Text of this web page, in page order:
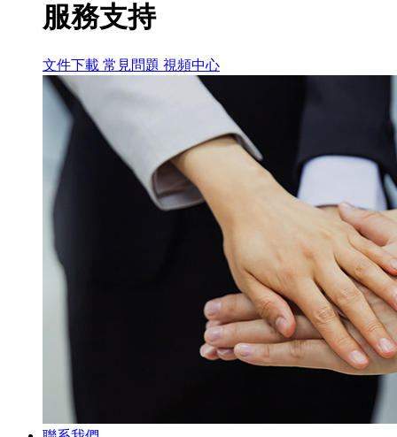
服務支持
文件下載 常見問題 視頻中心